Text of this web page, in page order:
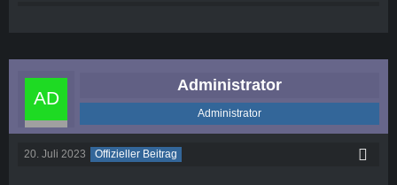
Administrator
Administrator
20. Juli 2023 Offizieller Beitrag